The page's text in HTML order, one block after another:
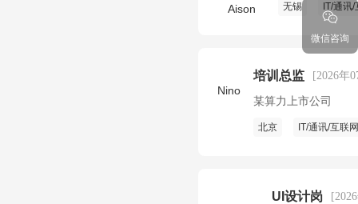
Aison 无锡 IT/通讯
Nino
培训总监 [2026年
某算力上市公司
北京 IT/通讯/互联网
UI设计岗
微信咨询